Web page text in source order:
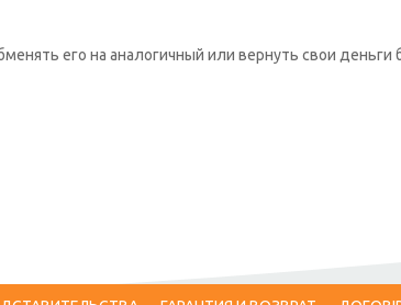
его на аналогичный или вернуть свои деньги